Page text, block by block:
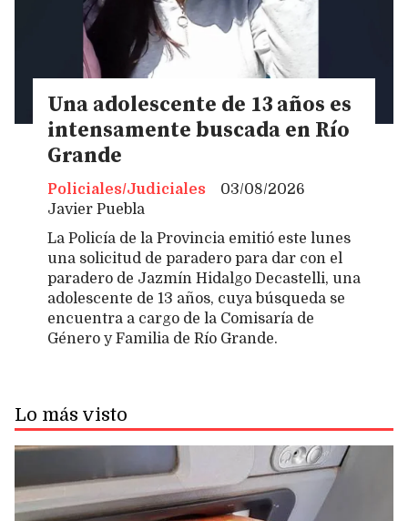
Una adolescente de 13 años es
intensamente buscada en Río
Grande
Javier Puebla
Policiales/Judiciales 03/08/2026
La Policía de la Provincia emitió este lunes
una solicitud de paradero para dar con el
paradero de Jazmín Hidalgo Decastelli, una
adolescente de 13 años, cuya búsqueda se
encuentra a cargo de la Comisaría de
Género y Familia de Río Grande.
Lo más visto